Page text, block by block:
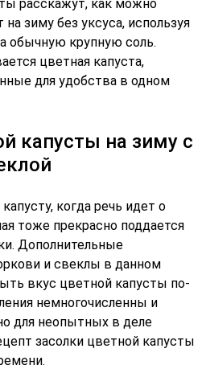
расскажут, как можно
зиму без уксуса, используя
обычную крупную соль.
цветная капуста,
для удобства в одном
капусты на зиму с
когда речь идет о
тоже прекрасно поддается
Дополнительные
и свеклы в данном
вкус цветной капусты по-
немногочисленны и
для неопытных в деле
засолки цветной капусты